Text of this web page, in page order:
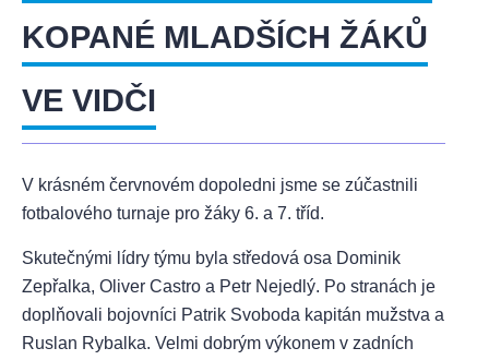
KOPANÉ MLADŠÍCH ŽÁKŮ
VE VIDČI
V krásném červnovém dopoledni jsme se zúčastnili
fotbalového turnaje pro žáky 6. a 7. tříd.
Skutečnými lídry týmu byla středová osa Dominik
Zepřalka, Oliver Castro a Petr Nejedlý. Po stranách je
doplňovali bojovníci Patrik Svoboda kapitán mužstva a
Ruslan Rybalka. Velmi dobrým výkonem v zadních